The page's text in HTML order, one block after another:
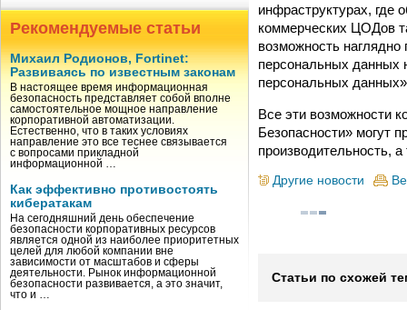
Рекомендуемые статьи
Михаил Родионов, Fortinet:
Развиваясь по известным законам
В настоящее время информационная
безопасность представляет собой вполне
самостоятельное мощное направление
корпоративной автоматизации.
Естественно, что в таких условиях
направление это все теснее связывается
с вопросами прикладной
информационной …
Как эффективно противостоять
кибератакам
На сегодняшний день обеспечение
безопасности корпоративных ресурсов
является одной из наиболее приоритетных
целей для любой компании вне
зависимости от масштабов и сферы
деятельности. Рынок информационной
безопасности развивается, а это значит,
что и …
инфраструктурах, где
коммерческих ЦОДов
возможность
персональных данных
персональных
Все эти возможности
Безопасности» могут
производительность,
Другие новости
Статьи по схожей